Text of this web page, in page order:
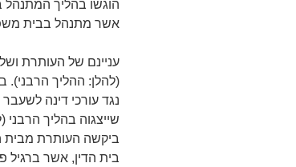
הוגשו בהליך המתנהל
אשר מתנהל בבית
(להלן: ההליך הרבני).
נגד עורכי דינה
שייצגוה בהליך
ביקשה העותרת מבית
בית הדין, אשר ברגיל